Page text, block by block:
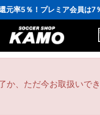
元率5％！プレミア会員は7
月に「10％OFFクーポン」
以上でシューズケースプレゼ
円(税込)以上で送料無料！
か、ただ今お取扱いでき